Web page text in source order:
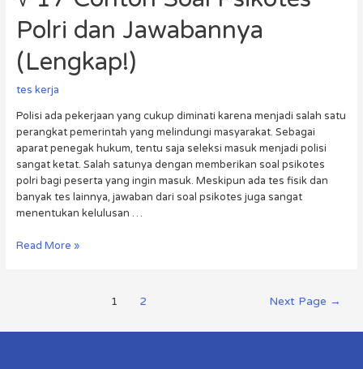
Polri dan Jawabannya
(Lengkap!)
tes kerja
Polisi ada pekerjaan yang cukup diminati karena menjadi salah satu
perangkat pemerintah yang melindungi masyarakat. Sebagai
aparat penegak hukum, tentu saja seleksi masuk menjadi polisi
sangat ketat. Salah satunya dengan memberikan soal psikotes
polri bagi peserta yang ingin masuk. Meskipun ada tes fisik dan
banyak tes lainnya, jawaban dari soal psikotes juga sangat
menentukan kelulusan …
Read More »
1 2 Next Page →